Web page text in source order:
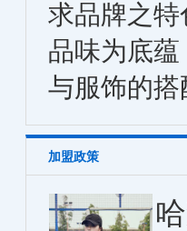
求品牌之
品味为底
与服饰的
加盟政策